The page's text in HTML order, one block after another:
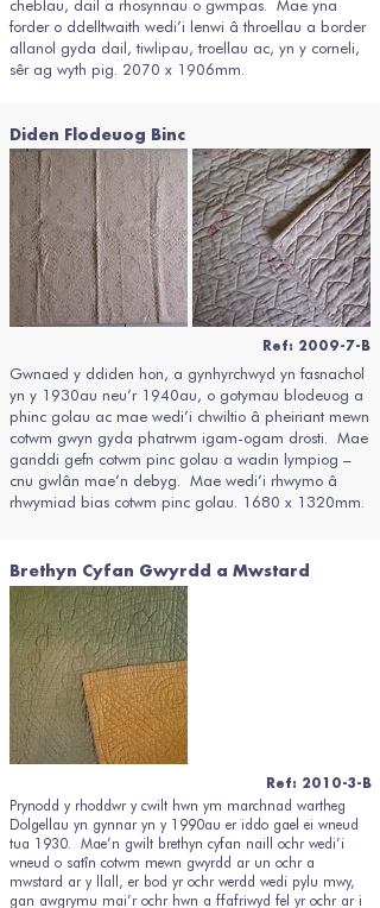
cheblau, dail a rhosynnau o gwmpas. Mae yna
forder o ddelltwaith wedi’i lenwi â throellau a border
allanol gyda dail, tiwlipau, troellau ac, yn y corneli,
sêr ag wyth pig. 2070 x 1906mm.
Diden Flodeuog Binc
Ref: 2009-7-B
Gwnaed y ddiden hon, a gynhyrchwyd yn fasnachol
yn y 1930au neu’r 1940au, o gotymau blodeuog a
phinc golau ac mae wedi’i chwiltio â pheiriant mewn
cotwm gwyn gyda phatrwm igam-ogam drosti. Mae
ganddi gefn cotwm pinc golau a wadin lympiog –
cnu gwlân mae’n debyg. Mae wedi’i rhwymo â
rhwymiad bias cotwm pinc golau. 1680 x 1320mm.
Brethyn Cyfan Gwyrdd a Mwstard
Ref: 2010-3-B
Prynodd y rhoddwr y cwilt hwn ym marchnad wartheg
Dolgellau yn gynnar yn y 1990au er iddo gael ei wneud
tua 1930. Mae’n gwilt brethyn cyfan naill ochr wedi’i
wneud o satîn cotwm mewn gwyrdd ar un ochr a
mwstard ar y llall, er bod yr ochr werdd wedi pylu mwy,
gan awgrymu mai’r ochr hwn a ffafriwyd fel yr ochr ar i